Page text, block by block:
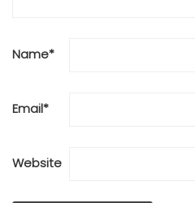
Name*
Email*
Website